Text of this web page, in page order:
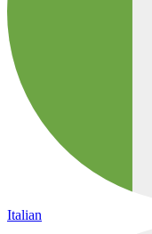
Italian